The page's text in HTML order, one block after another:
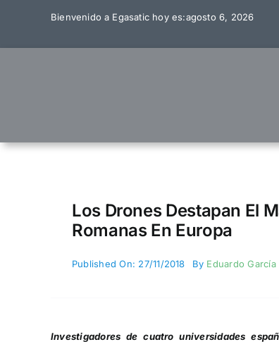
content
Bienvenido a Egasatic hoy es:agosto 6, 2026
Los Drones Destapan El
Romanas En Europa
Published On: 27/11/2018 By Eduardo García
Investigadores de cuatro universidades